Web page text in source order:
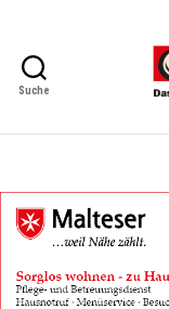
Suche